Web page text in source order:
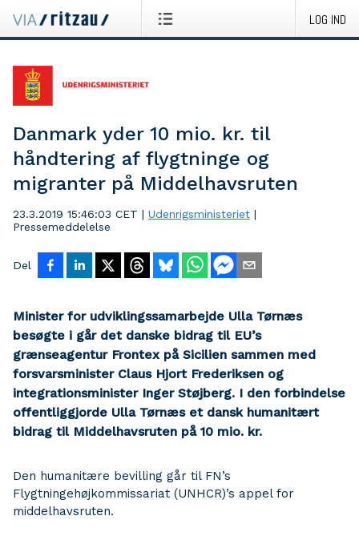
LOG IND
Danmark yder 10 mio. kr. til
håndtering af flygtninge og
migranter på Middelhavsruten
23.3.2019 15:46:03 CET | Udenrigsministeriet |
Pressemeddelelse
Del
Minister for udviklingssamarbejde Ulla Tørnæs
besøgte i går det danske bidrag til EU’s
grænseagentur Frontex på Sicilien sammen med
forsvarsminister Claus Hjort Frederiksen og
integrationsminister Inger Støjberg. I den forbindelse
offentliggjorde Ulla Tørnæs et dansk humanitært
bidrag til Middelhavsruten på 10 mio. kr.
Den humanitære bevilling går til FN’s
Flygtningehøjkommissariat (UNHCR)’s appel for
middelhavsruten.